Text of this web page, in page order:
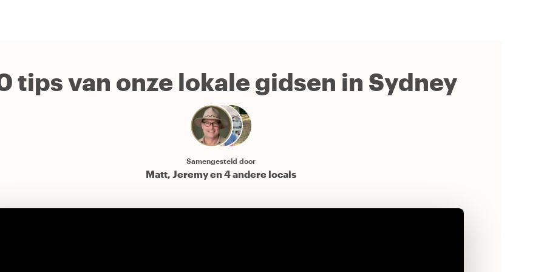
tips van onze lokale gidsen in Sydney
Samengesteld door
Matt, Jeremy en 4 andere locals